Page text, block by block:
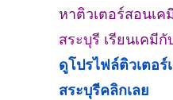
หาติวเตอร์สอนเค
สระบุรี เรียนเคมี
ดูโปรไฟล์ติวเตอร์
สระบุรีคลิกเลย